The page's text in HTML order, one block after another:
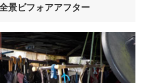
景ビフォアアフター